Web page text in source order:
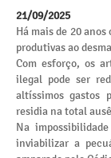
21/09/2025
Há mais de 20
produtivas ao
Com esforço, os
ilegal pode ser
altíssimos gastos
residia na total
Na
inviabilizar a